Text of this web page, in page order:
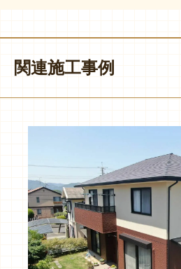
関連施工事例